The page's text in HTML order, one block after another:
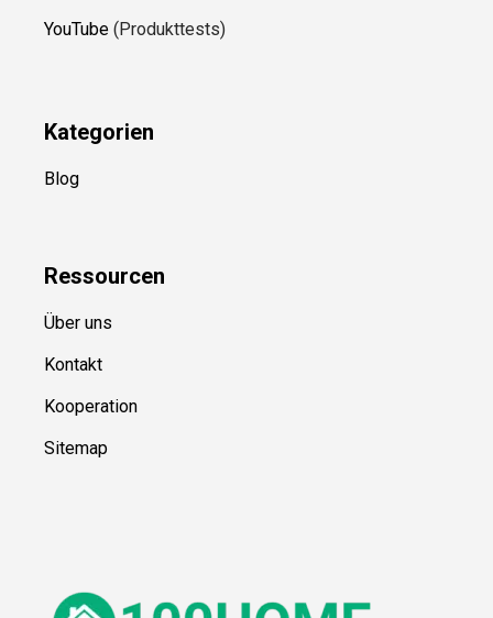
YouTube (Produkttests)
Kategorien
Blog
Ressourcen
Über uns
Kontakt
Kooperation
Sitemap